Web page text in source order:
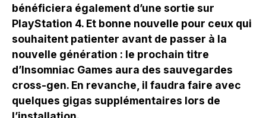
bénéficiera également d’une sortie sur
PlayStation 4. Et bonne nouvelle pour ceux qui
souhaitent patienter avant de passer à la
nouvelle génération : le prochain titre
d’Insomniac Games aura des sauvegardes
cross-gen. En revanche, il faudra faire avec
quelques gigas supplémentaires lors de